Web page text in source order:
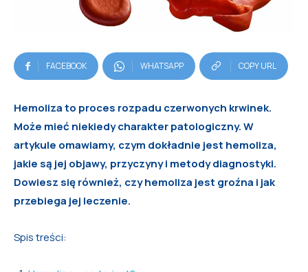
FACEBOOK WHATSAPP COPY URL
Hemoliza to proces rozpadu czerwonych krwinek.
Może mieć niekiedy charakter patologiczny. W
artykule omawiamy, czym dokładnie jest hemoliza,
jakie są jej objawy, przyczyny i metody diagnostyki.
Dowiesz się również, czy hemoliza jest groźna i jak
przebiega jej leczenie.
Spis treści: